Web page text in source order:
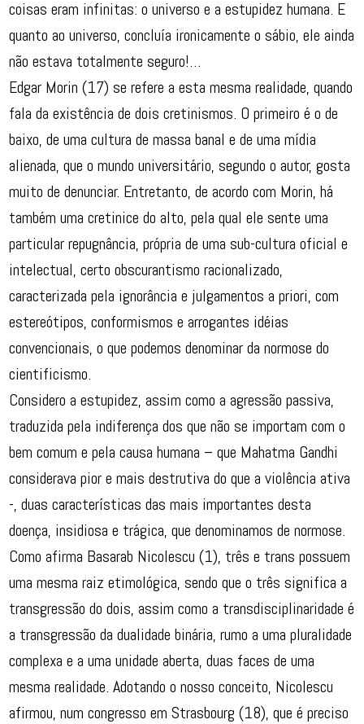
coisas eram infinitas: o universo e a estupidez humana. E
quanto ao universo, concluía ironicamente o sábio, ele ainda
não estava totalmente seguro!…
Edgar Morin (17) se refere a esta mesma realidade, quando
fala da existência de dois cretinismos. O primeiro é o de
baixo, de uma cultura de massa banal e de uma mídia
alienada, que o mundo universitário, segundo o autor, gosta
muito de denunciar. Entretanto, de acordo com Morin, há
também uma cretinice do alto, pela qual ele sente uma
particular repugnância, própria de uma sub-cultura oficial e
intelectual, certo obscurantismo racionalizado,
caracterizada pela ignorância e julgamentos a priori, com
estereótipos, conformismos e arrogantes idéias
convencionais, o que podemos denominar da normose do
cientificismo.
Considero a estupidez, assim como a agressão passiva,
traduzida pela indiferença dos que não se importam com o
bem comum e pela causa humana – que Mahatma Gandhi
considerava pior e mais destrutiva do que a violência ativa
-, duas características das mais importantes desta
doença, insidiosa e trágica, que denominamos de normose.
Como afirma Basarab Nicolescu (1), três e trans possuem
uma mesma raiz etimológica, sendo que o três significa a
transgressão do dois, assim como a transdisciplinaridade é
a transgressão da dualidade binária, rumo a uma pluralidade
complexa e a uma unidade aberta, duas faces de uma
mesma realidade. Adotando o nosso conceito, Nicolescu
afirmou, num congresso em Strasbourg (18), que é preciso